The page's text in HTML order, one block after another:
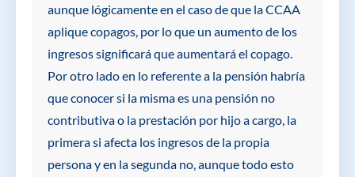
aunque lógicamente en el caso de que la CCAA
aplique copagos, por lo que un aumento de los
ingresos significará que aumentará el copago.
Por otro lado en lo referente a la pensión habría
que conocer si la misma es una pensión no
contributiva o la prestación por hijo a cargo, la
primera si afecta los ingresos de la propia
persona y en la segunda no, aunque todo esto